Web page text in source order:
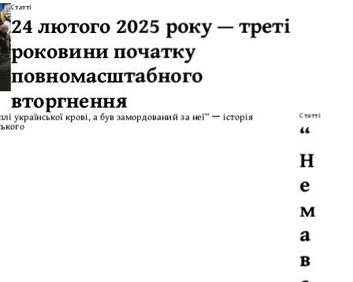
Статті
24 лютого 2025 року — треті
роковини початку
повномасштабного
вторгнення
Статті
“
Н
е
м
а
в